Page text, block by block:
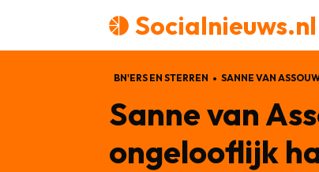
Socialnieuws.nl
BN'ERS EN STERREN SANNE VAN
Sanne van
ongelooflijk